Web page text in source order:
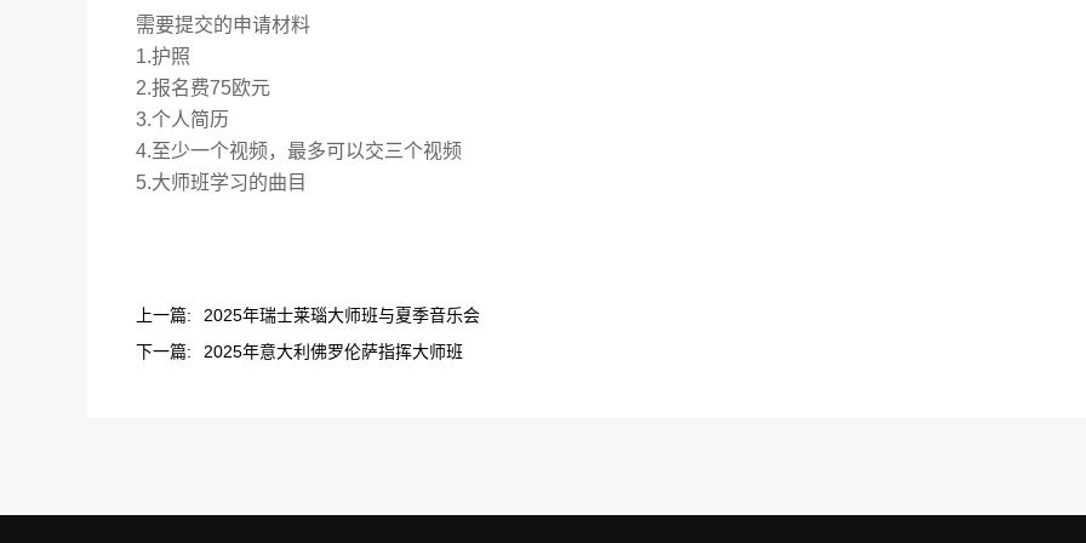
需要提交的申请材料
1.护照
2.报名费75欧元
3.个人简历
4.至少一个视频，最多可以交三个视频
5.大师班学习的曲目
上一篇:
2025年瑞士莱瑙大师班与夏季音乐会
下一篇:
2025年意大利佛罗伦萨指挥大师班